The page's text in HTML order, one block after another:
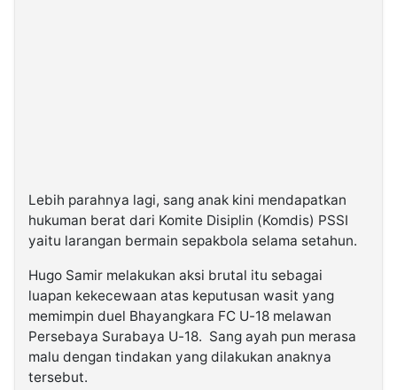
Lebih parahnya lagi, sang anak kini mendapatkan
hukuman berat dari Komite Disiplin (Komdis) PSSI
yaitu larangan bermain sepakbola selama setahun.
Hugo Samir melakukan aksi brutal itu sebagai
luapan kekecewaan atas keputusan wasit yang
memimpin duel Bhayangkara FC U-18 melawan
Persebaya Surabaya U-18. Sang ayah pun merasa
malu dengan tindakan yang dilakukan anaknya
tersebut.